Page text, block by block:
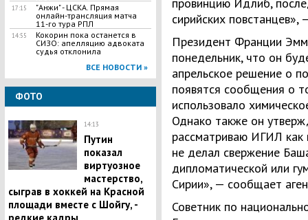
17:15
"Анжи" - ЦСКА. Прямая
онлайн-трансляция матча
11-го тура РПЛ
14:55
Кокорин пока останется в
СИЗО: апелляцию адвоката
судья отклонила
ВСЕ НОВОСТИ »
ФОТО
14:13
Путин
показал
виртуозное
мастерство,
сыграв в хоккей на Красной
площади вместе с Шойгу, -
провинцию Идлиб,
сирийских повстанцев»,
Президент Франции
понедельник, что он
апрельское решение о
появятся сообщения о
использовало
Однако также он
рассматриваю ИГИЛ как
не делал свержение
дипломатической или
Сирии», — сообщает
Советник по